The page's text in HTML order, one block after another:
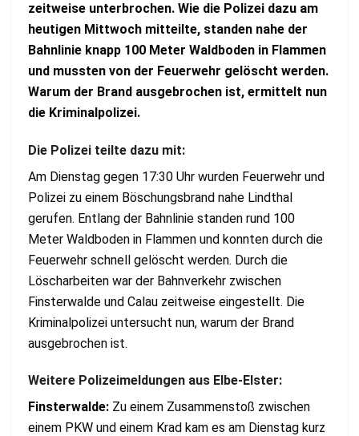
zeitweise unterbrochen. Wie die Polizei dazu am
heutigen Mittwoch mitteilte, standen nahe der
Bahnlinie knapp 100 Meter Waldboden in Flammen
und mussten von der Feuerwehr gelöscht werden.
Warum der Brand ausgebrochen ist, ermittelt nun
die Kriminalpolizei.
Die Polizei teilte dazu mit:
Am Dienstag gegen 17:30 Uhr wurden Feuerwehr und
Polizei zu einem Böschungsbrand nahe Lindthal
gerufen. Entlang der Bahnlinie standen rund 100
Meter Waldboden in Flammen und konnten durch die
Feuerwehr schnell gelöscht werden. Durch die
Löscharbeiten war der Bahnverkehr zwischen
Finsterwalde und Calau zeitweise eingestellt. Die
Kriminalpolizei untersucht nun, warum der Brand
ausgebrochen ist.
Weitere Polizeimeldungen aus Elbe-Elster:
Finsterwalde: Zu einem Zusammenstoß zwischen
einem PKW und einem Krad kam es am Dienstag kurz